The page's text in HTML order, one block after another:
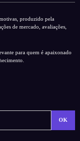
produzido pela
de mercado, avaliações,
para quem é apaixonado
OK